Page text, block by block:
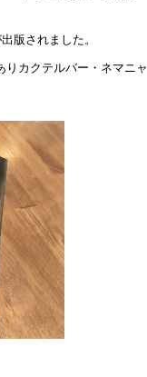
版されました。
りカクテルバー・ネマニャ